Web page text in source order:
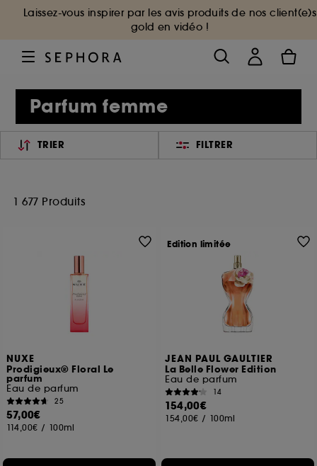
Laissez-vous inspirer par les avis produits de nos client(e)s
gold en vidéo !
Parfum femme
TRIER FILTRER
1 677 Produits
NUXE
Prodigieux® Floral Le
parfum
Eau de parfum
25
57,00€
114,00€ / 100ml
JEAN PAUL GAULTIER
La Belle Flower Edition
Eau de parfum
14
154,00€
154,00€ / 100ml
Edition limitée